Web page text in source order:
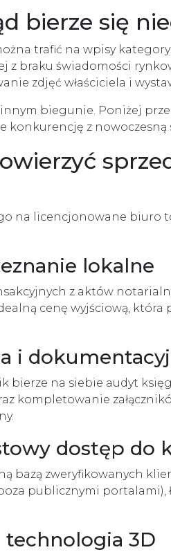
bierze się
trafić na wpisy
braku świadomości
zdjęć właściciela i
biegunie. Poniżej
konkurencję z nowoczesną
na licencjonowane biuro
lokalne
z aktów
cenę wyjściową, która
i
bierze na siebie audyt
kompletowanie
dostęp do
bazą zweryfikowanych
publicznymi portalami),
3D